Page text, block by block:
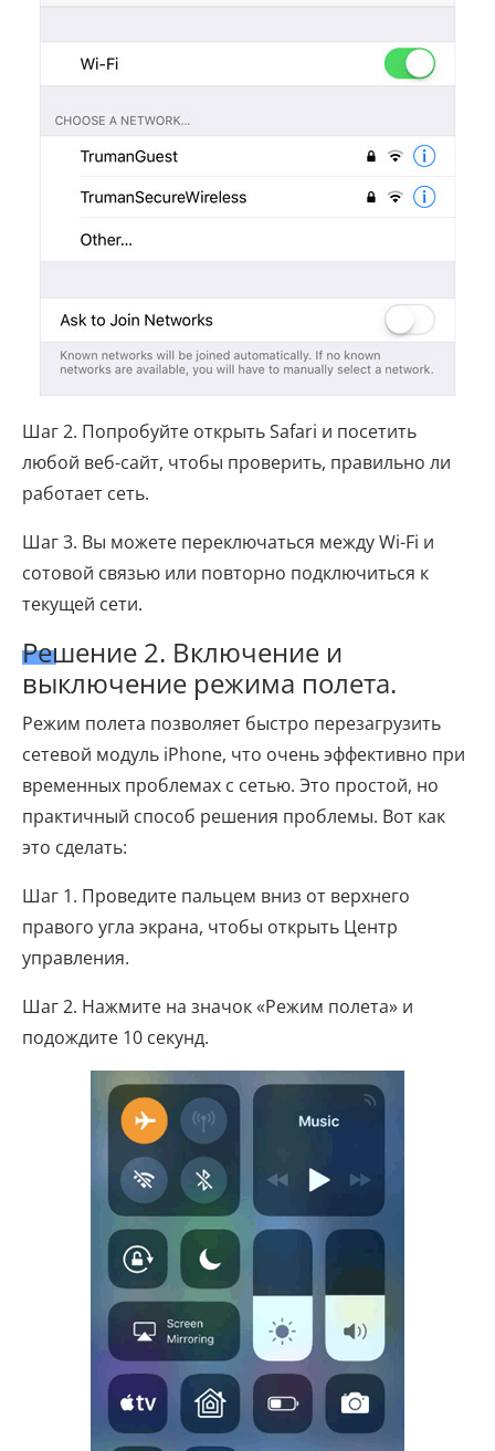
Шаг 2. Попробуйте открыть Safari и посетить
любой веб-сайт, чтобы проверить, правильно ли
работает сеть.
Шаг 3. Вы можете переключаться между Wi-Fi и
сотовой связью или повторно подключиться к
текущей сети.
Решение 2. Включение и
выключение режима полета.
Режим полета позволяет быстро перезагрузить
сетевой модуль iPhone, что очень эффективно при
временных проблемах с сетью. Это простой, но
практичный способ решения проблемы. Вот как
это сделать:
Шаг 1. Проведите пальцем вниз от верхнего
правого угла экрана, чтобы открыть Центр
управления.
Шаг 2. Нажмите на значок «Режим полета» и
подождите 10 секунд.